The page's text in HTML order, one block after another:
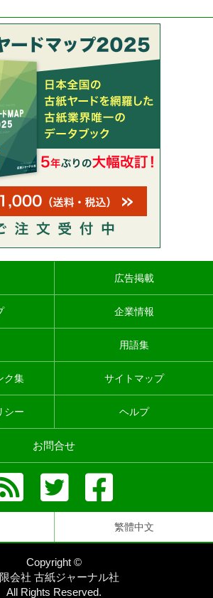
広告掲載
企業情報
用語集
ク集 サイトマップ
シー ヘルプ
お問合せ
繁體中文
Copyright ©
会社 古紙ジャーナル社
All Rights Reserved.